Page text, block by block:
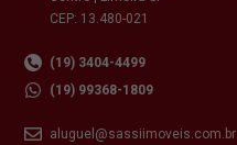
CEP: 13.480-021
(19) 3404-4499
(19) 99368-1809
aluguel@sassiimoveis.com.br